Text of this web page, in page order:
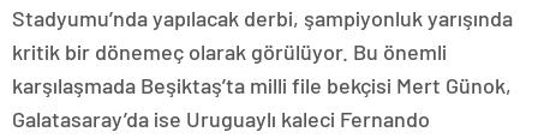
Stadyumu’nda yapılacak derbi, şampiyonluk yarışında
kritik bir dönemeç olarak görülüyor. Bu önemli
karşılaşmada Beşiktaş’ta milli file bekçisi Mert Günok,
Galatasaray’da ise Uruguaylı kaleci Fernando